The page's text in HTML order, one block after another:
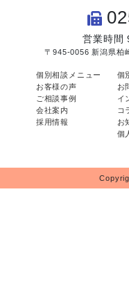
営業時間
〒945-0056 新潟県柏
個別相談メニュー
お客様の声
ご相談事例
会社案内
採用情報
個
お
イ
コ
お
個